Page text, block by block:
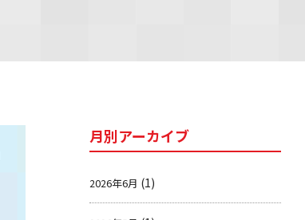
月別アーカイブ
2026年6月 (1)